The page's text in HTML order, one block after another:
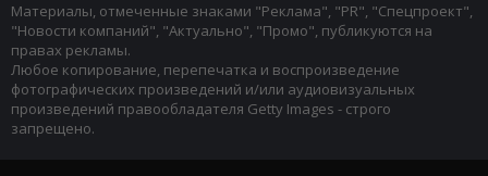
Материалы, отмеченные знаками "Реклама", "PR", "Спецпроект",
"Новости компаний", "Актуально", "Промо", публикуются на
правах рекламы.
Любое копирование, перепечатка и воспроизведение
фотографических произведений и/или аудиовизуальных
произведений правообладателя Getty Images - строго
запрещено.